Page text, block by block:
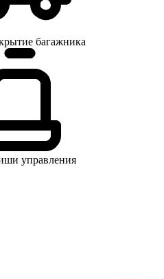
багажника
управления